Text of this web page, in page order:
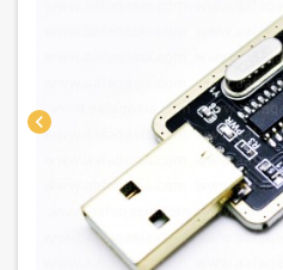
chevron_left